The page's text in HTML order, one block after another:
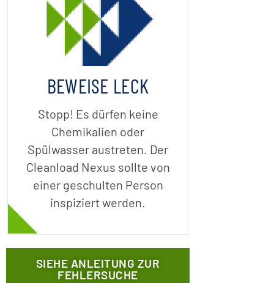
BEWEISE LECK
Stopp! Es dürfen keine
Chemikalien oder
Spülwasser austreten. Der
Cleanload Nexus sollte von
einer geschulten Person
inspiziert werden.
SIEHE ANLEITUNG ZUR
FEHLERSUCHE